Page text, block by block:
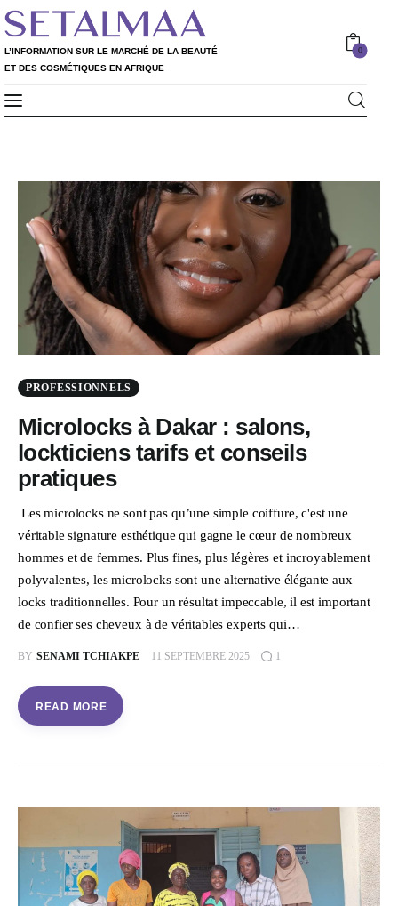
L’INFORMATION SUR LE MARCHÉ DE LA BEAUTÉ
ET DES COSMÉTIQUES EN AFRIQUE
0
Rapport 2020
Rapport 2021
L’Annuaire
Nos services
Shop
PROFESSIONNELS
Microlocks à Dakar : salons,
lockticiens tarifs et conseils
pratiques
Les microlocks ne sont pas qu’une simple coiffure, c'est une
véritable signature esthétique qui gagne le cœur de nombreux
hommes et de femmes. Plus fines, plus légères et incroyablement
polyvalentes, les microlocks sont une alternative élégante aux
locks traditionnelles. Pour un résultat impeccable, il est important
de confier ses cheveux à de véritables experts qui…
BY SENAMI TCHIAKPE 11 SEPTEMBRE 2025 1
READ MORE